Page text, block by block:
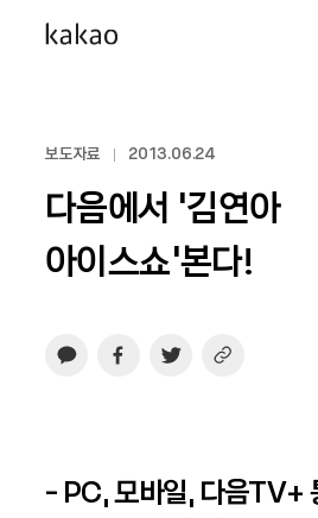
보도자료 2013.06.24
다음에서 ‘김연아
아이스쇼’본다!
- PC, 모바일, 다음TV+